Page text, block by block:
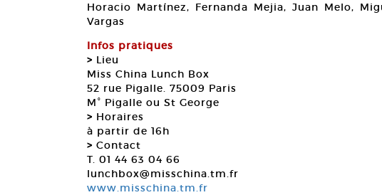
Horacio Martínez, Fernanda Mejia, Juan Melo,
Vargas
Infos pratiques
> Lieu
Miss China Lunch Box
52 rue Pigalle. 75009 Paris
M° Pigalle ou St George
> Horaires
à partir de 16h
> Contact
T. 01 44 63 04 66
lunchbox@misschina.tm.fr
www.misschina.tm.fr